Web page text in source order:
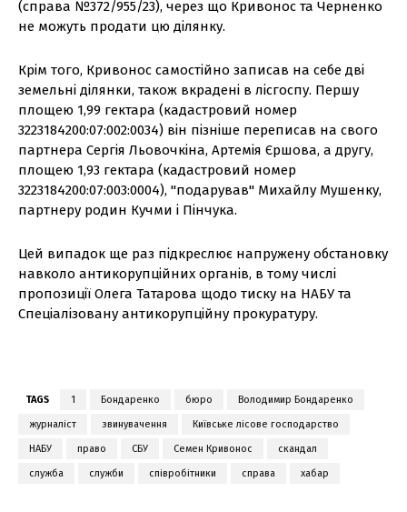
(справа №372/955/23), через що Кривонос та Черненко
не можуть продати цю ділянку.
Крім того, Кривонос самостійно записав на себе дві
земельні ділянки, також вкрадені в лісгоспу. Першу
площею 1,99 гектара (кадастровий номер
3223184200:07:002:0034) він пізніше переписав на свого
партнера Сергія Льовочкіна, Артемія Єршова, а другу,
площею 1,93 гектара (кадастровий номер
3223184200:07:003:0004), "подарував" Михайлу Мушенку,
партнеру родин Кучми і Пінчука.
Цей випадок ще раз підкреслює напружену обстановку
навколо антикорупційних органів, в тому числі
пропозиції Олега Татарова щодо тиску на НАБУ та
Спеціалізовану антикорупційну прокуратуру.
TAGS 1 Бондаренко бюро Володимир Бондаренко
журналіст звинувачення Київське лісове господарство
НАБУ право СБУ Семен Кривонос скандал
служба служби співробітники справа хабар